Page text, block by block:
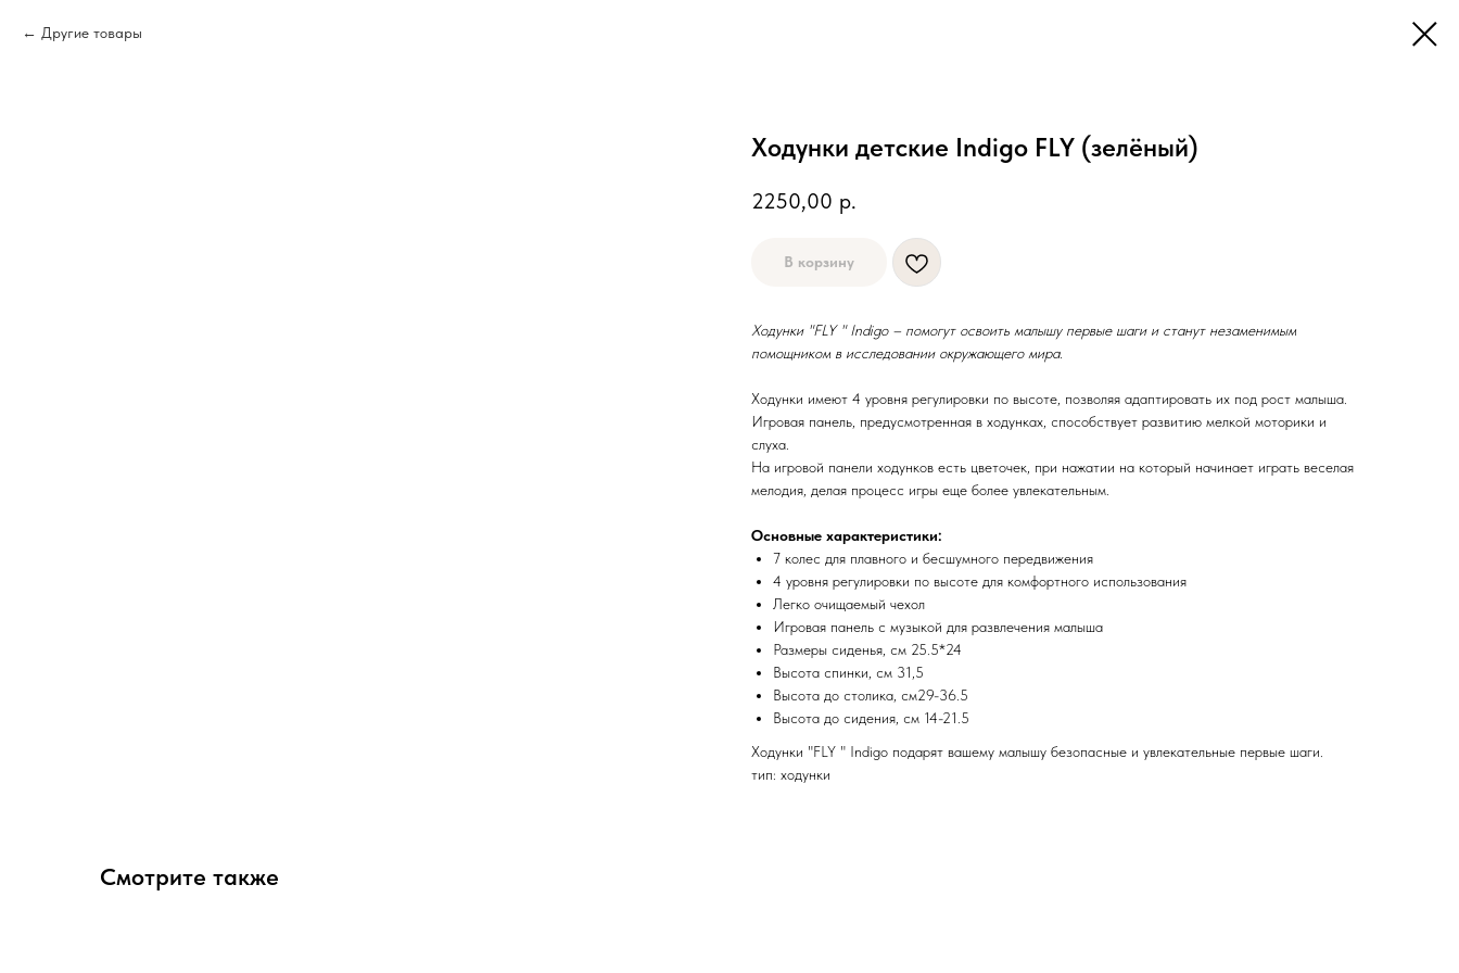
Другие товары
Ходунки детские Indigo FLY (зелёный)
2250,00 р.
В корзину
Ходунки "FLY " Indigo – помогут освоить малышу первые шаги и станут незаменимым
помощником в исследовании окружающего мира.
Ходунки имеют 4 уровня регулировки по высоте, позволяя адаптировать их под рост малыша.
Игровая панель, предусмотренная в ходунках, способствует развитию мелкой моторики и
слуха.
На игровой панели ходунков есть цветочек, при нажатии на который начинает играть веселая
мелодия, делая процесс игры еще более увлекательным.
Основные характеристики:
7 колес для плавного и бесшумного передвижения
4 уровня регулировки по высоте для комфортного использования
Легко очищаемый чехол
Игровая панель с музыкой для развлечения малыша
Размеры сиденья, см 25.5*24
Высота спинки, см 31,5
Высота до столика, см29-36.5
Высота до сидения, см 14-21.5
Ходунки "FLY " Indigo подарят вашему малышу безопасные и увлекательные первые шаги.
тип: ходунки
Смотрите также